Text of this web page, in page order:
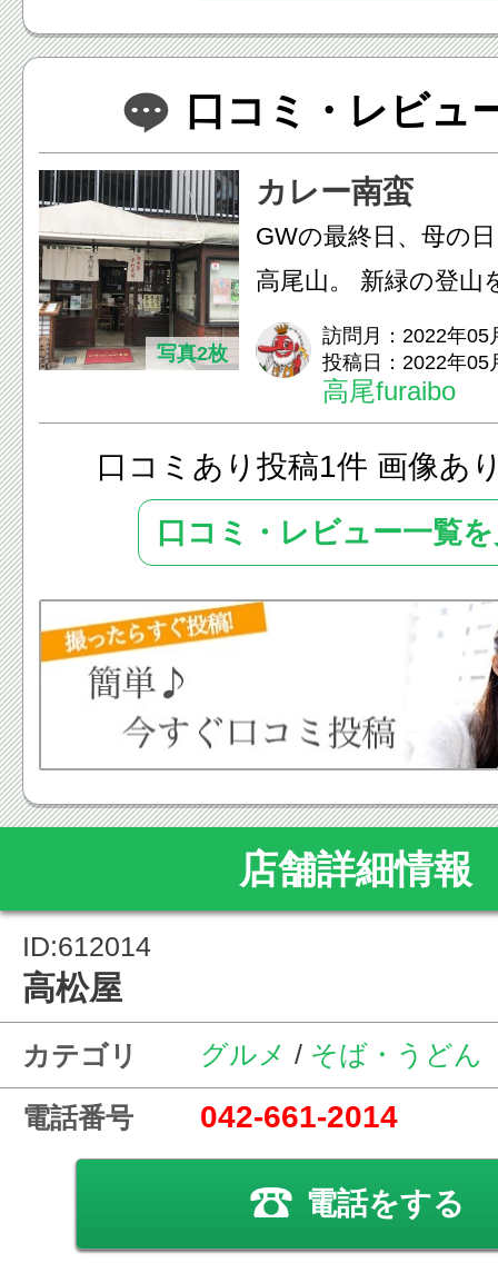
口コミ・レビュ
写真2枚
カレー南蛮
GWの最終日、母の
高尾山。 新緑の登山
にしていたのは高松
高尾...
訪問月：2022年05
投稿日：2022年05
高尾furaibo
口コミあり投稿1件 画像あ
口コミ・レビュー一覧
店舗詳細情報
ID:612014
高松屋
カテゴリ グルメ / そば・うどん
電話番号 042-661-2014
電話をする